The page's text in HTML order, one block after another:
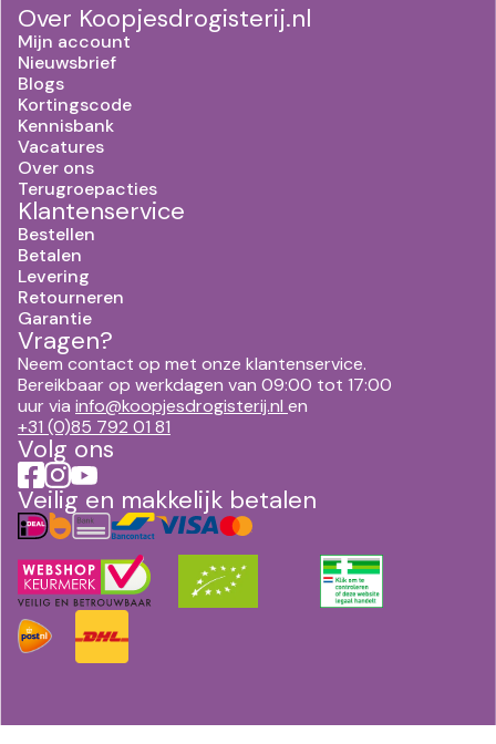
Over Koopjesdrogisterij.nl
Mijn account
Nieuwsbrief
Blogs
Kortingscode
Kennisbank
Vacatures
Over ons
Terugroepacties
Klantenservice
Bestellen
Betalen
Levering
Retourneren
Garantie
Vragen?
Neem contact op met onze klantenservice.
Bereikbaar op werkdagen van 09:00 tot 17:00
uur via info@koopjesdrogisterij.nl en
+31 (0)85 792 01 81
Volg ons
Veilig en makkelijk betalen